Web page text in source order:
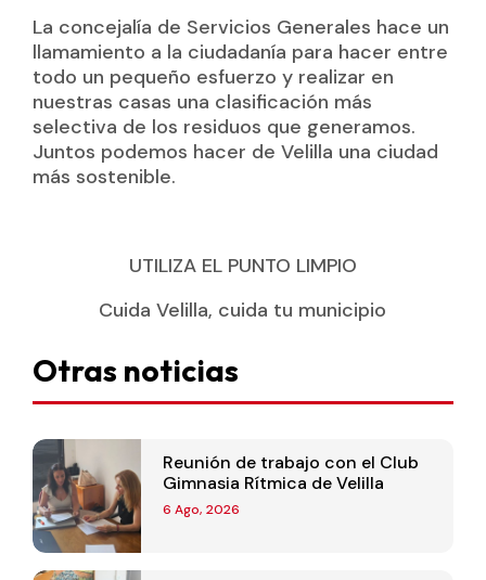
La concejalía de Servicios Generales hace un
llamamiento a la ciudadanía para hacer entre
todo un pequeño esfuerzo y realizar en
nuestras casas una clasificación más
selectiva de los residuos que generamos.
Juntos podemos hacer de Velilla una ciudad
más sostenible.
UTILIZA EL PUNTO LIMPIO
Cuida Velilla, cuida tu municipio
Otras noticias
Reunión de trabajo con el Club
Gimnasia Rítmica de Velilla
6 Ago, 2026